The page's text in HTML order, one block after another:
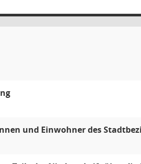
und Einwohner des